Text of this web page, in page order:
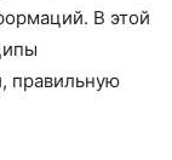
В этой
правильную